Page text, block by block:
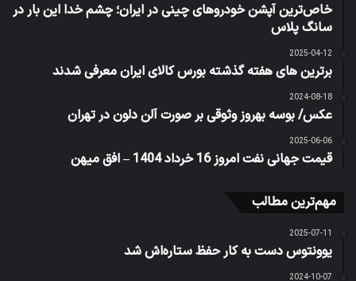
خاص‌ترین آپشن خودروهای چینی در ایران؛ چشم خدا این بار در
سانگ پلاس
2025-04-12
برترین های هفته گذشته بورس کالای ایران معرفی شدند
2024-08-18
عکس/ بوسه بهروز وثوقی بر صورت آلن دلون در تهران
2025-06-06
قیمت جهانی نفت امروز 16 خرداد 1404 – افق میهن
مهم‌ترین مطالب
2025-07-11
یوونتوس دست به کار حفظ ستاره‌اش شد
2024-10-07